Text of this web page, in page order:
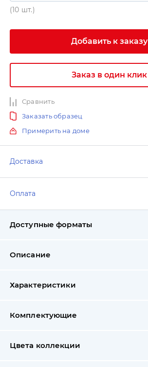
(10 шт.)
Добавить к заказу
Заказ в один клик
Сравнить
Заказать образец
Примерить на доме
Доставка
Оплата
Доступные форматы
Описание
Характеристики
Комплектующие
Цвета коллекции